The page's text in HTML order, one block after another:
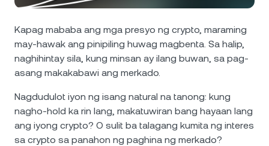
Futures
Nexo Card
Pribadong Kliyente
Loyalty Program
Tether USDT 0.03%
Polkadot DOT 3.35%
Help Center
Wealth Academy
Kapag mababa ang mga presyo ng crypto, maraming
may-hawak ang pinipiling huwag magbenta. Sa halip,
naghihintay sila, kung minsan ay ilang buwan, sa pag-
asang makakabawi ang merkado.
Nagdudulot iyon ng isang natural na tanong: kung
nagho-hold ka rin lang, makatuwiran bang hayaan lang
ang iyong crypto? O sulit ba talagang kumita ng interes
sa crypto sa panahon ng paghina ng merkado?